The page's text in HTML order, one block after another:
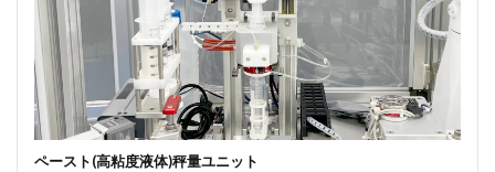
ペースト(高粘度液体)秤量ユニット